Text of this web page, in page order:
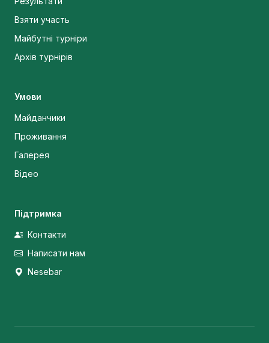
Взяти участь
Майбутні турніри
Архів турнірів
Умови
Майданчики
Проживання
Галерея
Відео
Підтримка
Контакти
Написати нам
Nesebar